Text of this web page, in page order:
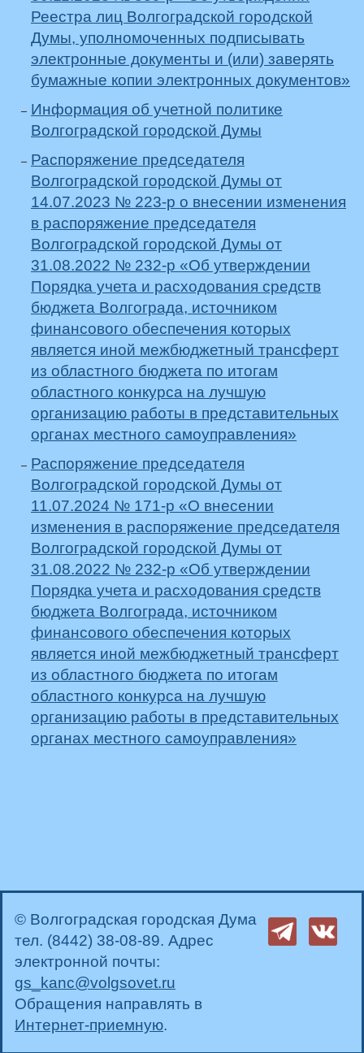
Реестра лиц Волгоградской городской
Думы, уполномоченных подписывать
электронные документы и (или) заверять
бумажные копии электронных документов»
Информация об учетной политике
Волгоградской городской Думы
Распоряжение председателя
Волгоградской городской Думы от
14.07.2023 № 223-р о внесении изменения
в распоряжение председателя
Волгоградской городской Думы от
31.08.2022 № 232-р «Об утверждении
Порядка учета и расходования средств
бюджета Волгограда, источником
финансового обеспечения которых
является иной межбюджетный трансферт
из областного бюджета по итогам
областного конкурса на лучшую
организацию работы в представительных
органах местного самоуправления»
Распоряжение председателя
Волгоградской городской Думы от
11.07.2024 № 171-р «О внесении
изменения в распоряжение председателя
Волгоградской городской Думы от
31.08.2022 № 232-р «Об утверждении
Порядка учета и расходования средств
бюджета Волгограда, источником
финансового обеспечения которых
является иной межбюджетный трансферт
из областного бюджета по итогам
областного конкурса на лучшую
организацию работы в представительных
органах местного самоуправления»
© Волгоградская городская Дума
тел. (8442) 38-08-89. Адрес
электронной почты:
gs_kanc@volgsovet.ru
Обращения направлять в
Интернет-приемную.